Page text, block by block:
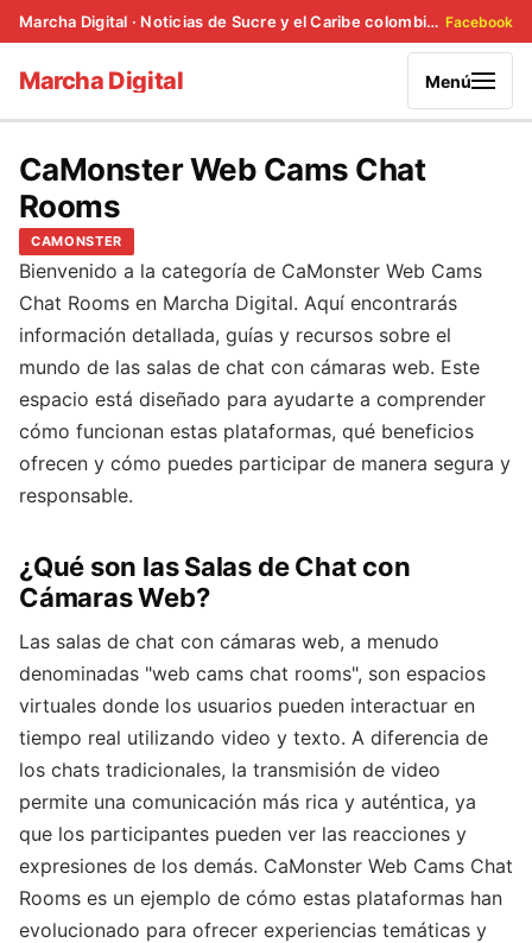
Marcha Digital · Noticias de Sucre y el Caribe colombiano Facebook
Marcha Digital Menú
CaMonster Web Cams Chat
Rooms
CAMONSTER
Bienvenido a la categoría de CaMonster Web Cams
Chat Rooms en Marcha Digital. Aquí encontrarás
información detallada, guías y recursos sobre el
mundo de las salas de chat con cámaras web. Este
espacio está diseñado para ayudarte a comprender
cómo funcionan estas plataformas, qué beneficios
ofrecen y cómo puedes participar de manera segura y
responsable.
¿Qué son las Salas de Chat con
Cámaras Web?
Las salas de chat con cámaras web, a menudo
denominadas "web cams chat rooms", son espacios
virtuales donde los usuarios pueden interactuar en
tiempo real utilizando video y texto. A diferencia de
los chats tradicionales, la transmisión de video
permite una comunicación más rica y auténtica, ya
que los participantes pueden ver las reacciones y
expresiones de los demás. CaMonster Web Cams Chat
Rooms es un ejemplo de cómo estas plataformas han
evolucionado para ofrecer experiencias temáticas y